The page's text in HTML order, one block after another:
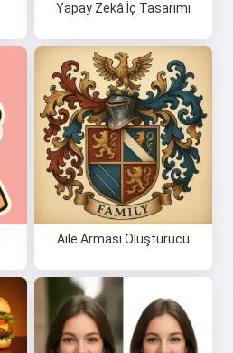
Yapay Zekâ İç Tasarımı
Aile Arması Oluşturucu